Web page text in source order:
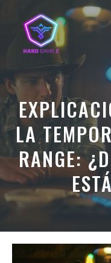
contenido
LA
RANGE: